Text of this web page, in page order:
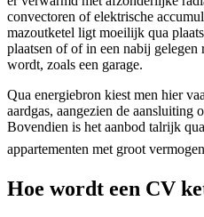
convectoren of elektrische
mazoutketel ligt moeilijk qua
plaatsen of of in een nabij gelegen
wordt, zoals een garage.
Qua energiebron kiest men hier
aardgas, aangezien de aansluiting
Bovendien is het aanbod talrijk
appartementen met groot
Hoe wordt een CV